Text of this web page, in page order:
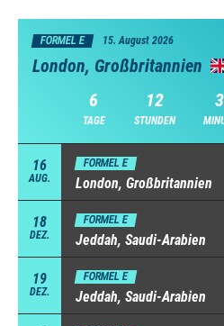
FORMEL E 15. August 2026
London, Großbritannien
6
TAGE
12
STUNDEN
16
AUG.
FORMEL E
London, Großbritannien
18
DEZ.
FORMEL E
Jeddah, Saudi-Arabien
19
DEZ.
FORMEL E
Jeddah, Saudi-Arabien